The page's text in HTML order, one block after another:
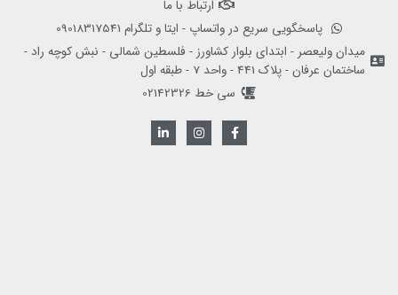
ارتباط با ما
پاسخگویی سریع در واتساپ - ایتا و تلگرام 09018317541
میدان ولیعصر - ابتدای بلوار کشاورز - فلسطین شمالی - نبش کوچه راد -
ساختمان عرفان - پلاک 441 - واحد 7 - طبقه اول
سی خط 02142326
F
a
c
I
n
s
L
i
n